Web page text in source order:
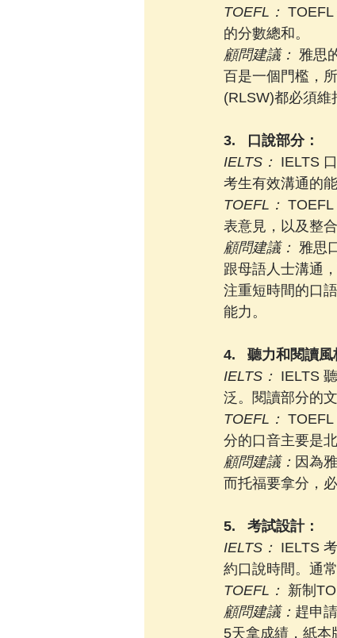
TOEFL： TOEFL
的分數總和。
顧問建議： 雅思
百是一個門檻，
(RLSW)都必須維
3.   口說部分：
IELTS： IELTS
考生有效溝通的能
TOEFL：
表意見，以及整
顧問建議： 雅思
跟母語人士溝通
注重短時間的口
能力。
4.   聽力和閱讀風
IELTS： IELTS
泛。閱讀部分的
TOEFL：
分的口音主要是北
顧問建議： 因為
而托福要拿分，
5.   考試設計：
IELTS： IELTS
約口說時間。通
TOEFL： 新制
顧問建議： 趕申
5天拿成績，紙本